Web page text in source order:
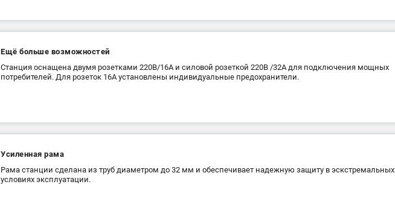
Ещё больше возможностей
Станция оснащена двумя розетками 220В/16А и силовой розеткой 220В /32А для подключения мощных
потребителей. Для розеток 16А установлены индивидуальные предохранители.
Усиленная рама
Рама станции сделана из труб диаметром до 32 мм и обеспечивает надежную защиту в эскстремальных
условиях эксплуатации.